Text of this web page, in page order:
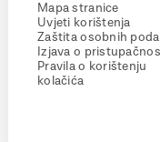
Mapa stranice
Uvjeti korištenja
Zaštita osobnih
Izjava o
Pravila o korištenju
kolačića